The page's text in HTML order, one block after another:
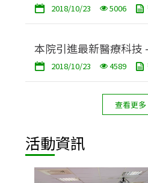
2018/10/23 5006
本院引進最新醫療科技
療儀2018/10/23 4589
查看更多
活動資訊